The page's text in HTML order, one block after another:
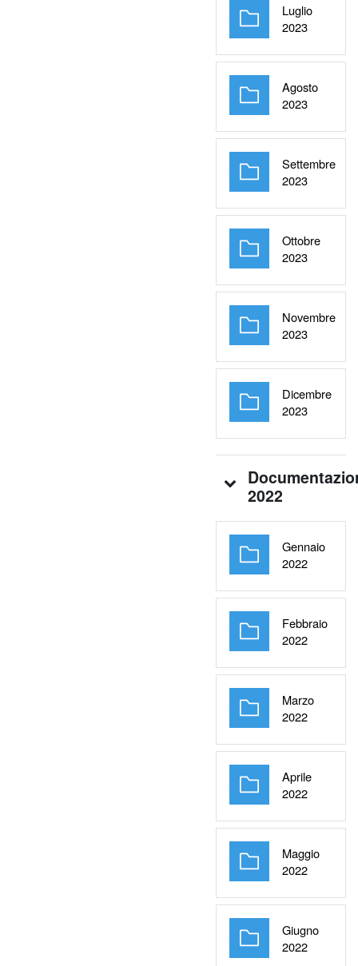
Luglio
2023Cartella
Agosto
2023Cartella
Settembre
2023Cartella
Ottobre
2023Cartella
Novembre
2023Cartella
Dicembre
2023Cartella
2022
Gennaio
2022Cartella
Febbraio
2022Cartella
Marzo
2022Cartella
Aprile
2022Cartella
Maggio
2022Cartella
Giugno
2022Cartella